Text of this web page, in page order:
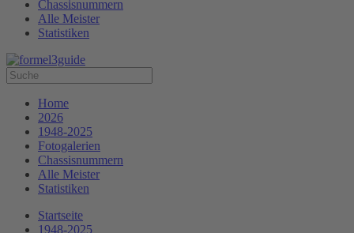
Chassisnummern
Alle Meister
Statistiken
Home
2026
1948-2025
Fotogalerien
Chassisnummern
Alle Meister
Statistiken
Startseite
1948-2025